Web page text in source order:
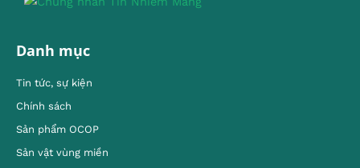
Danh mục
Tin tức, sự kiện
Chính sách
Sản phẩm OCOP
Sản vật vùng miền